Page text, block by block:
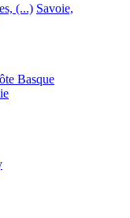
(...) Savoie,
Basque